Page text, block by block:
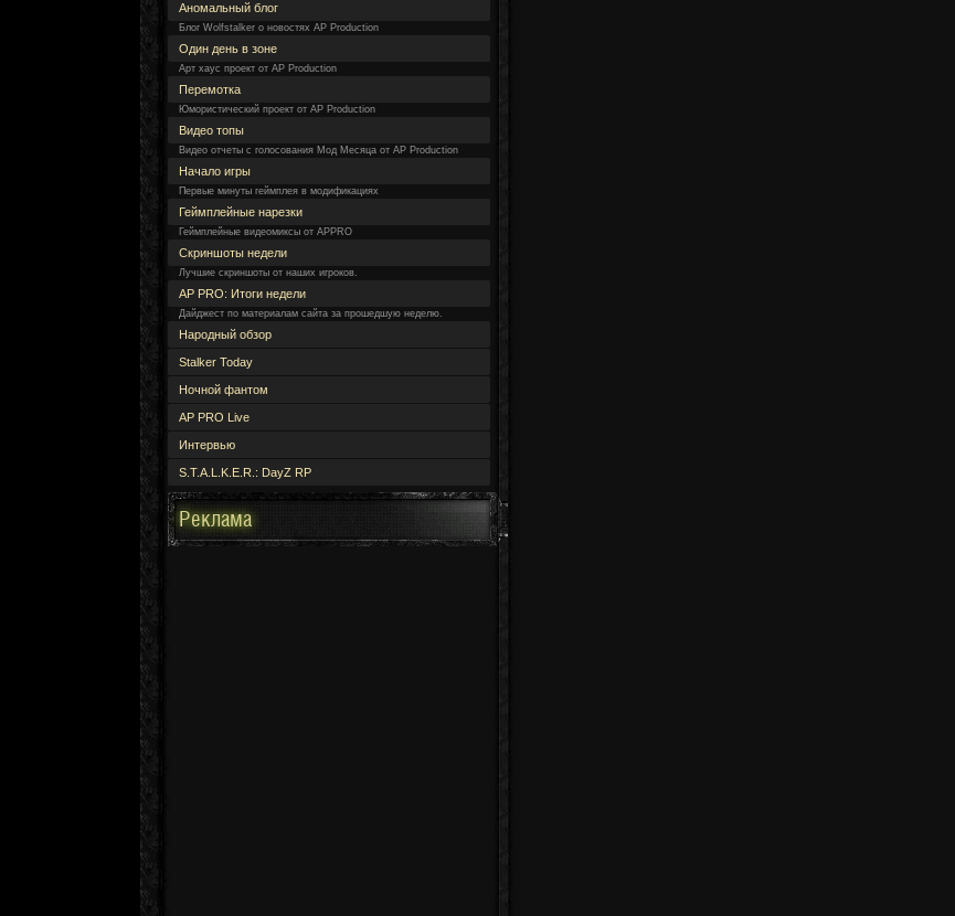
Аномальный блог
Блог Wolfstalker о новостях AP Production
Один день в зоне
Арт хаус проект от AP Production
Перемотка
Юмористический проект от AP Production
Видео топы
Видео отчеты с голосования Мод Месяца от AP Production
Начало игры
Первые минуты геймплея в модификациях
Геймплейные нарезки
Геймплейные видеомиксы от APPRO
Скриншоты недели
Лучшие скриншоты от наших игроков.
AP PRO: Итоги недели
Дайджест по материалам сайта за прошедшую неделю.
Народный обзор
Stalker Today
Ночной фантом
AP PRO Live
Интервью
S.T.A.L.K.E.R.: DayZ RP
Реклама